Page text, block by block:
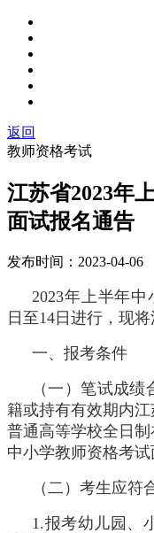
返回
教师资格考试
江苏省2023年
面试报名通告
发布时间： 2023-04-06
2023年上半年
日至14日进行，现
一、报考条件
（一）笔试成
籍或持有有效期内
普通高等学校全日
中小学教师资格考试
（二）考生应符
1.报考幼儿园、